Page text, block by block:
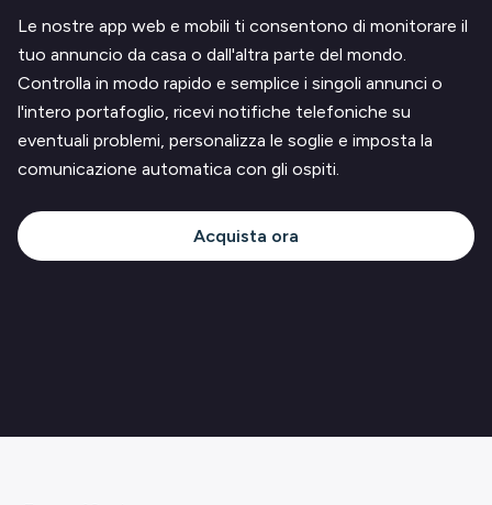
Le nostre app web e mobili ti consentono di monitorare il
tuo annuncio da casa o dall'altra parte del mondo.
Controlla in modo rapido e semplice i singoli annunci o
l'intero portafoglio, ricevi notifiche telefoniche su
eventuali problemi, personalizza le soglie e imposta la
comunicazione automatica con gli ospiti.
Acquista ora